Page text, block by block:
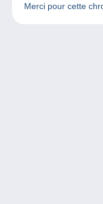
Merci pour cette